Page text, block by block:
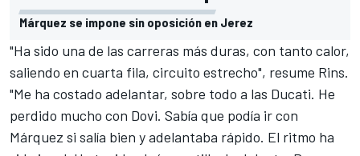
Márquez se impone sin oposición en Jerez
"Ha sido una de las carreras más duras, con tanto calor,
saliendo en cuarta fila, circuito estrecho", resume Rins.
"Me ha costado adelantar, sobre todo a las Ducati. He
perdido mucho con Dovi. Sabía que podía ir con
Márquez si salía bien y adelantaba rápido. El ritmo ha